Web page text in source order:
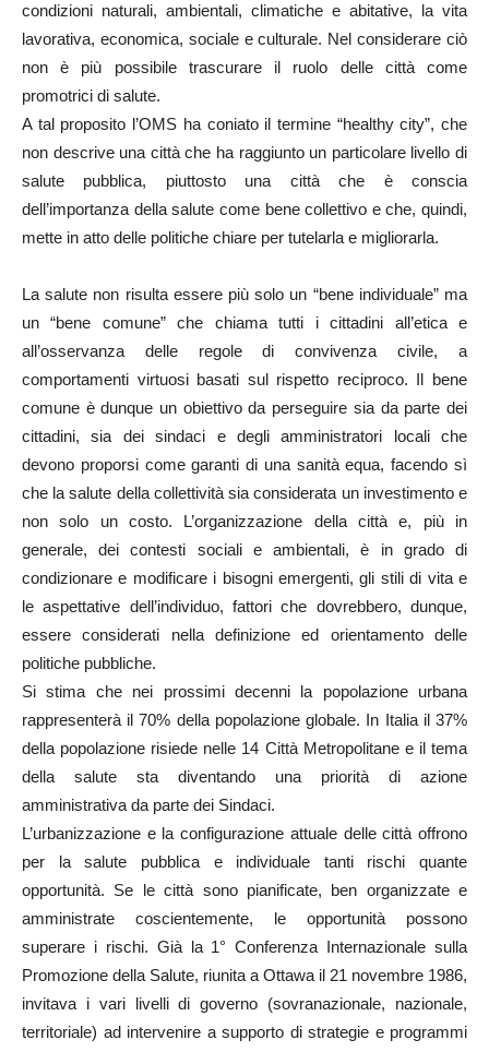
condizioni naturali, ambientali, climatiche e abitative, la vita
lavorativa, economica, sociale e culturale. Nel considerare ciò
non è più possibile trascurare il ruolo delle città come
promotrici di salute.
A tal proposito l’OMS ha coniato il termine “healthy city”, che
non descrive una città che ha raggiunto un particolare livello di
salute pubblica, piuttosto una città che è conscia
dell’importanza della salute come bene collettivo e che, quindi,
mette in atto delle politiche chiare per tutelarla e migliorarla.
La salute non risulta essere più solo un “bene individuale” ma
un “bene comune” che chiama tutti i cittadini all’etica e
all’osservanza delle regole di convivenza civile, a
comportamenti virtuosi basati sul rispetto reciproco. Il bene
comune è dunque un obiettivo da perseguire sia da parte dei
cittadini, sia dei sindaci e degli amministratori locali che
devono proporsi come garanti di una sanità equa, facendo sì
che la salute della collettività sia considerata un investimento e
non solo un costo. L’organizzazione della città e, più in
generale, dei contesti sociali e ambientali, è in grado di
condizionare e modificare i bisogni emergenti, gli stili di vita e
le aspettative dell’individuo, fattori che dovrebbero, dunque,
essere considerati nella definizione ed orientamento delle
politiche pubbliche.
Si stima che nei prossimi decenni la popolazione urbana
rappresenterà il 70% della popolazione globale. In Italia il 37%
della popolazione risiede nelle 14 Città Metropolitane e il tema
della salute sta diventando una priorità di azione
amministrativa da parte dei Sindaci.
L’urbanizzazione e la configurazione attuale delle città offrono
per la salute pubblica e individuale tanti rischi quante
opportunità. Se le città sono pianificate, ben organizzate e
amministrate coscientemente, le opportunità possono
superare i rischi. Già la 1° Conferenza Internazionale sulla
Promozione della Salute, riunita a Ottawa il 21 novembre 1986,
invitava i vari livelli di governo (sovranazionale, nazionale,
territoriale) ad intervenire a supporto di strategie e programmi